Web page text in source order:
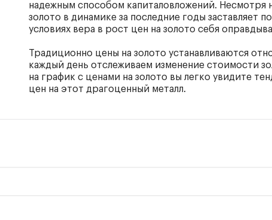
надежным способом капиталовложений. Несмотря
золото в динамике за последние годы заставляет
условиях вера в рост цен на золото себя
Традиционно цены на золото устанавливаются
каждый день отслеживаем изменение стоимости
на график с ценами на золото вы легко увидите
цен на этот драгоценный металл.